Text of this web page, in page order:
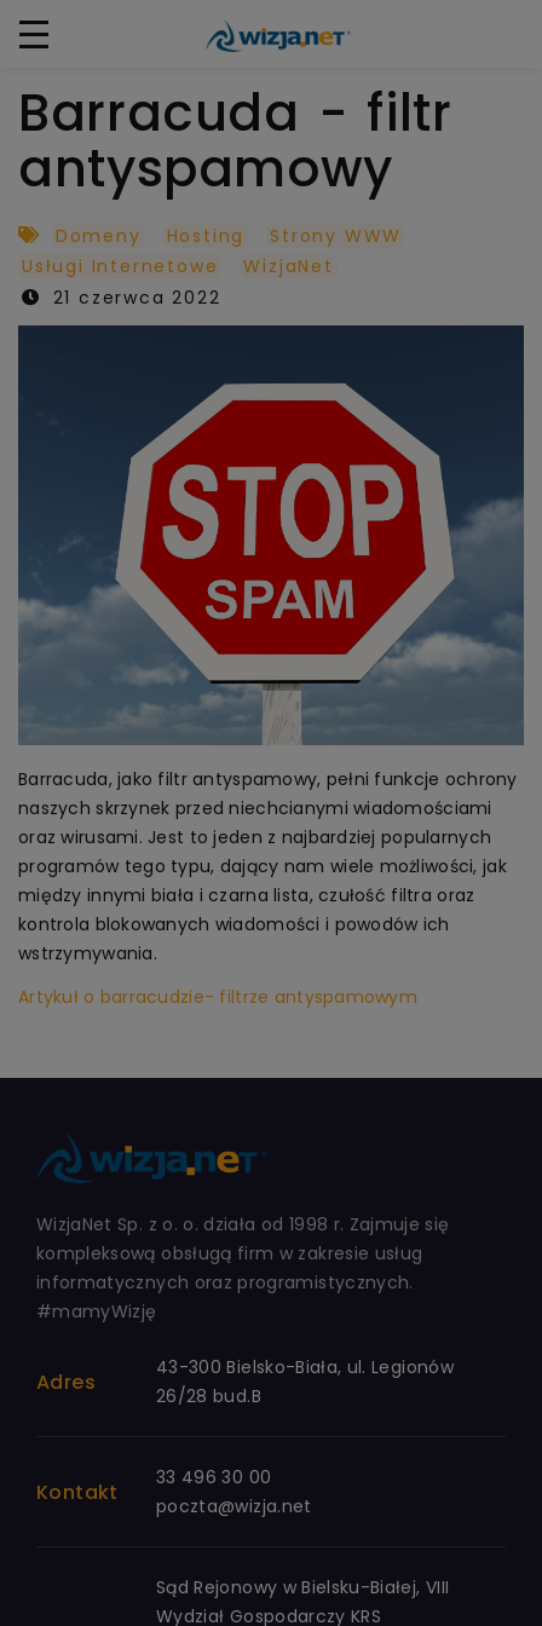
Barracuda - filtr
antyspamowy
Domeny Hosting
Strony WWW
Usługi Internetowe
WizjaNet
21 czerwca 2022
Barracuda, jako filtr antyspamowy, pełni funkcje ochrony
naszych skrzynek przed niechcianymi wiadomościami
oraz wirusami. Jest to jeden z najbardziej popularnych
programów tego typu, dający nam wiele możliwości, jak
między innymi biała i czarna lista, czułość filtra oraz
kontrola blokowanych wiadomości i powodów ich
wstrzymywania.
Artykuł o barracudzie- filtrze antyspamowym
WizjaNet Sp. z o. o. działa od 1998 r. Zajmuje się
kompleksową obsługą firm w zakresie usług
informatycznych oraz programistycznych.
#mamyWizję
Adres
43-300 Bielsko-Biała, ul. Legionów
26/28 bud.B
Kontakt
33 496 30 00
poczta@wizja.net
Sąd Rejonowy w Bielsku-Białej, VIII
Wydział Gospodarczy KRS